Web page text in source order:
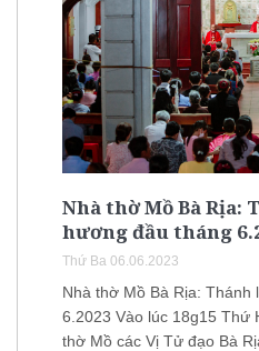
Nhà thờ Mồ Bà Rịa:
hương đầu tháng
Thứ Ba 06.06.2023
Nhà thờ Mồ Bà Rịa:
6.2023 Vào lúc 18g15 Thứ
thờ Mồ các Vị Tử đạo Bà